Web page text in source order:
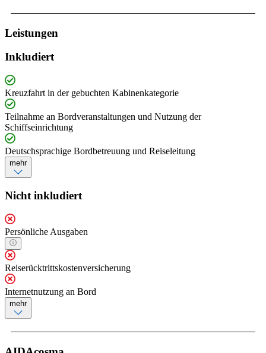
Leistungen
Inkludiert
Kreuzfahrt in der gebuchten Kabinenkategorie
Teilnahme an Bordveranstaltungen und Nutzung der
Schiffseinrichtung
Deutschsprachige Bordbetreuung und Reiseleitung
mehr
Nicht inkludiert
Persönliche Ausgaben
Reiserücktrittskostenversicherung
Internetnutzung an Bord
mehr